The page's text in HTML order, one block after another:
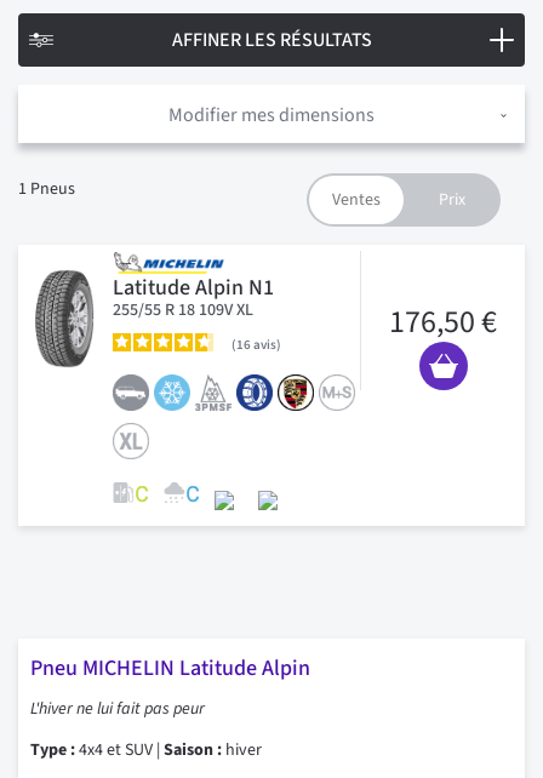
Modifier mes dimensions
1 Pneus
Latitude Alpin N1
255/55 R 18 109V XL
16avis
176,50 €
AFFINER LES RÉSULTATS
Pneu MICHELIN Latitude Alpin
L'hiver ne lui fait pas peur
Type :4x4 et SUV | Saison : hiver